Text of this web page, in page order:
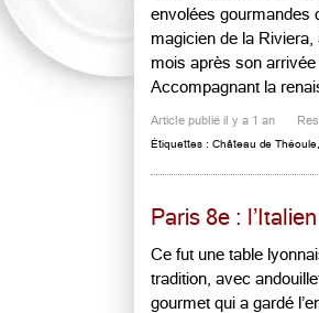
envolées gourmandes
magicien de la Riviera,
mois après son
Accompagnant la
Article publié il y a 1 an
Étiquettes : Château de Théoule
Paris 8e :
Ce fut une table
tradition, avec
gourmet qui a gardé